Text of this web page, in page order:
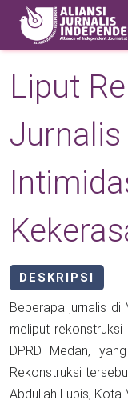
Skip to main content
Liput
DESKRIPSI
Beberapa jurnalis di
meliput
DPRD Medan,
Rekonstruksi
Abdullah Lubis, Kota